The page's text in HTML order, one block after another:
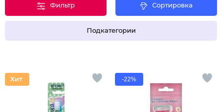
Фильтр Сортировка
Подкатегории
-22%